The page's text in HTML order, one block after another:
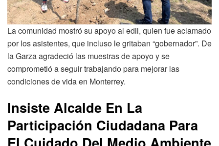
La comunidad mostró su apoyo al edil, quien fue aclamado
por los asistentes, que incluso le gritaban “gobernador”. De
la Garza agradeció las muestras de apoyo y se
comprometió a seguir trabajando para mejorar las
condiciones de vida en Monterrey.
Insiste Alcalde En La
Participación Ciudadana Para